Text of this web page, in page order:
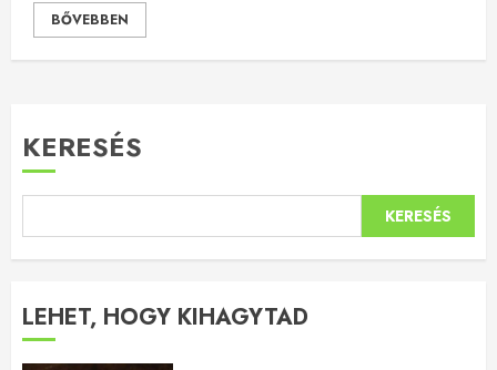
BŐVEBBEN
KERESÉS
KERESÉS
LEHET, HOGY KIHAGYTAD